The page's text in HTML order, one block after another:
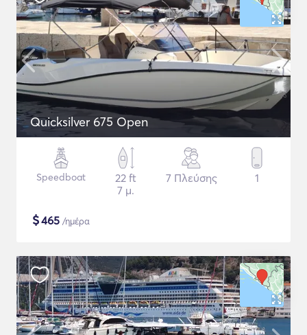
Quicksilver 675 Open
Speedboat
22 ft
7 μ.
7 Πλεύσης 1
$465 /ημέρα